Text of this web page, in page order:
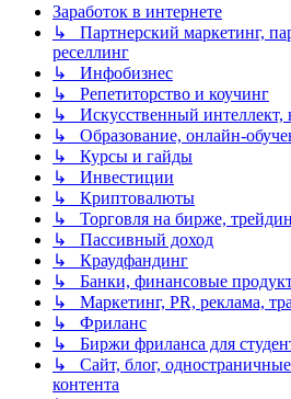
Заработок в интернете
↳ Партнерский маркетинг,
реселлинг
↳ Инфобизнес
↳ Репетиторство и коучинг
↳ Искусственный интеллект,
↳ Образование, онлайн-
↳ Курсы и гайды
↳ Инвестиции
↳ Криптовалюты
↳ Торговля на бирже,
↳ Пассивный доход
↳ Краудфандинг
↳ Банки, финансовые
↳ Маркетинг, PR, реклама,
↳ Фриланс
↳ Биржи фриланса для
↳ Сайт, блог,
контента